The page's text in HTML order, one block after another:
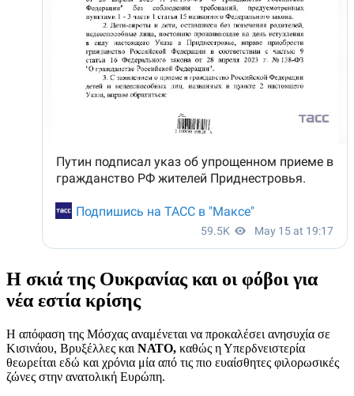
Η σκιά της Ουκρανίας και οι φόβοι για
νέα εστία κρίσης
Η απόφαση της Μόσχας αναμένεται να προκαλέσει ανησυχία σε
Κισινάου, Βρυξέλλες και ΝΑΤΟ, καθώς η Υπερδνειστερία
θεωρείται εδώ και χρόνια μία από τις πιο ευαίσθητες φιλορωσικές
ζώνες στην ανατολική Ευρώπη.